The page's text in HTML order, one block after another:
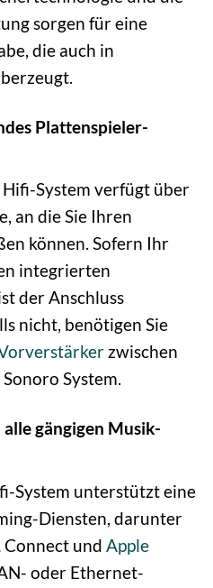
sorgen für eine
die auch in
Plattenspieler-
Hifi-System verfügt über
an die Sie Ihren
können. Sofern Ihr
integrierten
der Anschluss
nicht, benötigen Sie
zwischen
System.
gängigen Musik-
System unterstützt eine
Diensten, darunter
und Apple
oder Ethernet-